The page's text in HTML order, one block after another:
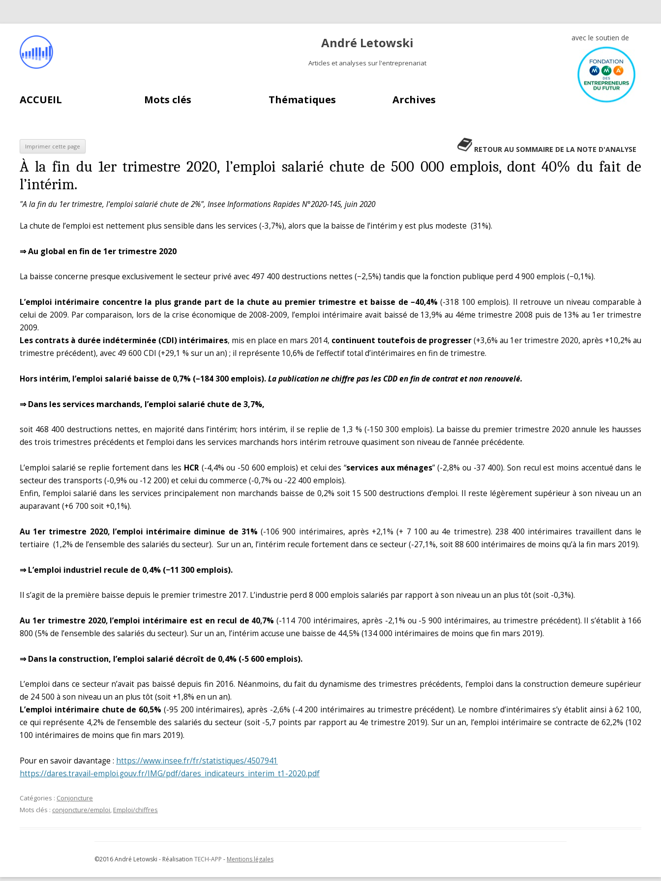
André Letowski
Articles et analyses sur l'entreprenariat
avec le soutien de
ACCUEIL Mots clés Thématiques Archives
RETOUR AU SOMMAIRE DE LA NOTE D'ANALYSE
À la fin du 1er trimestre 2020, l’emploi salarié chute de 500 000 emplois, dont 40% du fait de
l’intérim.
"A la fin du 1er trimestre, l'emploi salarié chute de 2%", Insee Informations Rapides N°2020-145, juin 2020
La chute de l’emploi est nettement plus sensible dans les services (-3,7%), alors que la baisse de l’intérim y est plus modeste (31%).
⇒ Au global en fin de 1er trimestre 2020
La baisse concerne presque exclusivement le secteur privé avec 497 400 destructions nettes (−2,5%) tandis que la fonction publique perd 4 900 emplois (−0,1%).
L’emploi intérimaire concentre la plus grande part de la chute au premier trimestre et baisse de −40,4%(-318 100 emplois). Il retrouve un niveau comparable à
celui de 2009. Par comparaison, lors de la crise économique de 2008-2009, l’emploi intérimaire avait baissé de 13,9% au 4éme trimestre 2008 puis de 13% au 1er trimestre
2009.
Les contrats à durée indéterminée (CDI) intérimaires, mis en place en mars 2014, continuent toutefois de progresser(+3,6% au 1er trimestre 2020, après +10,2% au
trimestre précédent), avec 49 600 CDI (+29,1 % sur un an) ; il représente 10,6% de l’effectif total d’intérimaires en fin de trimestre.
Hors intérim, l’emploi salarié baisse de 0,7% (−184 300 emplois).La publication ne chiffre pas les CDD en fin de contrat et non renouvelé.
⇒ Dans les services marchands, l’emploi salarié chute de 3,7%,
soit 468 400 destructions nettes, en majorité dans l’intérim; hors intérim, il se replie de 1,3 % (-150 300 emplois). La baisse du premier trimestre 2020 annule les hausses
des trois trimestres précédents et l’emploi dans les services marchands hors intérim retrouve quasiment son niveau de l’année précédente.
L’emploi salarié se replie fortement dans les HCR(-4,4% ou -50 600 emplois) et celui des “services aux ménages” (-2,8% ou -37 400). Son recul est moins accentué dans le
secteur des transports (-0,9% ou -12 200) et celui du commerce (-0,7% ou -22 400 emplois).
Enfin, l’emploi salarié dans les services principalement non marchands baisse de 0,2% soit 15 500 destructions d’emploi. Il reste légèrement supérieur à son niveau un an
auparavant (+6 700 soit +0,1%).
Au 1er trimestre 2020, l’emploi intérimaire diminue de 31% (-106 900 intérimaires, après +2,1% (+ 7 100 au 4e trimestre). 238 400 intérimaires travaillent dans le
tertiaire (1,2% de l’ensemble des salariés du secteur). Sur un an, l’intérim recule fortement dans ce secteur (-27,1%, soit 88 600 intérimaires de moins qu’à la fin mars 2019).
⇒ L’emploi industriel recule de 0,4% (−11 300 emplois).
Il s’agit de la première baisse depuis le premier trimestre 2017. L’industrie perd 8 000 emplois salariés par rapport à son niveau un an plus tôt (soit -0,3%).
Au 1er trimestre 2020, l’emploi intérimaire est en recul de 40,7% (-114 700 intérimaires, après -2,1% ou -5 900 intérimaires, au trimestre précédent). Il s’établit à 166
800 (5% de l’ensemble des salariés du secteur). Sur un an, l’intérim accuse une baisse de 44,5% (134 000 intérimaires de moins que fin mars 2019).
⇒ Dans la construction, l’emploi salarié décroît de 0,4% (-5 600 emplois).
L’emploi dans ce secteur n’avait pas baissé depuis fin 2016. Néanmoins, du fait du dynamisme des trimestres précédents, l’emploi dans la construction demeure supérieur
de 24 500 à son niveau un an plus tôt (soit +1,8% en un an).
L’emploi intérimaire chute de 60,5% (-95 200 intérimaires), après -2,6% (-4 200 intérimaires au trimestre précédent). Le nombre d’intérimaires s’y établit ainsi à 62 100,
ce qui représente 4,2% de l’ensemble des salariés du secteur (soit -5,7 points par rapport au 4e trimestre 2019). Sur un an, l’emploi intérimaire se contracte de 62,2% (102
100 intérimaires de moins que fin mars 2019).
Pour en savoir davantage : https://www.insee.fr/fr/statistiques/4507941
https://dares.travail-emploi.gouv.fr/IMG/pdf/dares_indicateurs_interim_t1-2020.pdf
Catégories : Conjoncture
Mots clés : conjoncture/emploi, Emploi/chiffres
©2016 André Letowski - Réalisation TECH-APP - Mentions légales